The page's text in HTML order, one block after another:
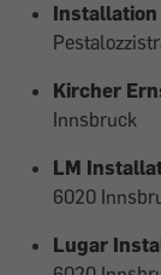
Installation
Kircher
Innsbruck
LM
6020
Lugar